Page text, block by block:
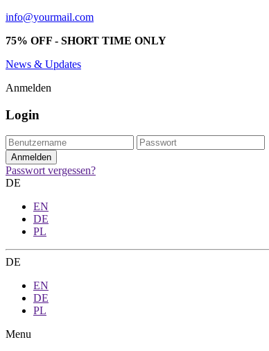
info@yourmail.com
75% OFF - SHORT TIME ONLY
News & Updates
Anmelden
Login
Passwort vergessen?
DE
EN
DE
PL
DE
EN
DE
PL
Menu